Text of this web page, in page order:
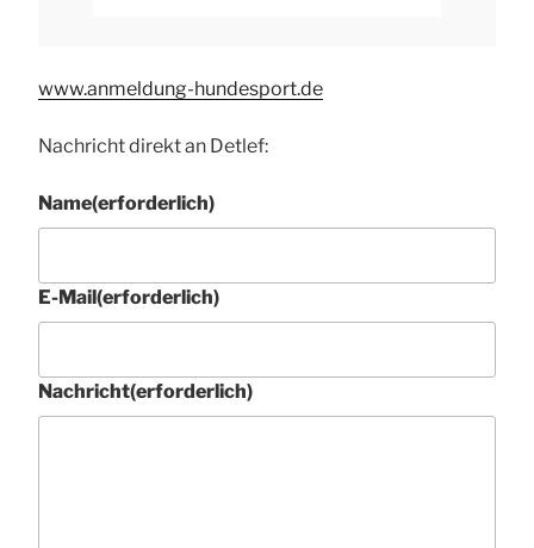
www.anmeldung-hundesport.de
Nachricht direkt an Detlef:
Name(erforderlich)
E-Mail(erforderlich)
Nachricht(erforderlich)